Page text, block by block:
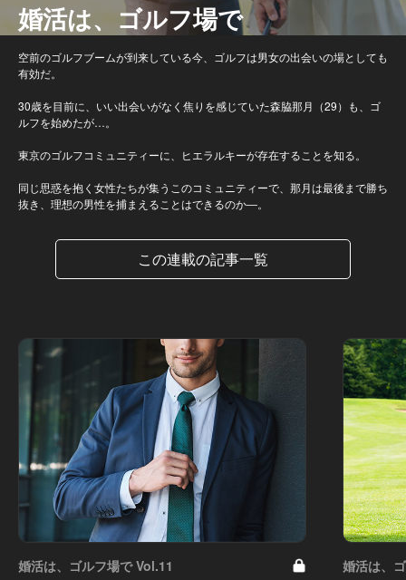
婚活は、ゴルフ場で
空前のゴルフブームが到来している今、ゴルフは男女の出会いの場としても
有効だ。
30歳を目前に、いい出会いがなく焦りを感じていた森脇那月（29）も、ゴ
ルフを始めたが…。
東京のゴルフコミュニティーに、ヒエラルキーが存在することを知る。
同じ思惑を抱く女性たちが集うこのコミュニティーで、那月は最後まで勝ち
抜き、理想の男性を捕まえることはできるのか―。
この連載の記事一覧
婚活は、ゴルフ場で Vol.11 婚活は、